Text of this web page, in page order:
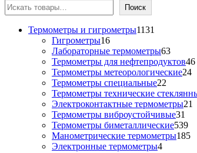
Поиск
Термометры и гигрометры1131
Гигрометры1616
товаров
Лабораторные термометры6363
товара
Термометры для нефтепродуктов46
Термометры метеорологические2424
Термометры специальные22
товара
Термометры технические
Электроконтактные термометры21
Термометры виброустойчивые31
Термометры биметаллические539539
Манометрические термометры185
Электронные термометры44